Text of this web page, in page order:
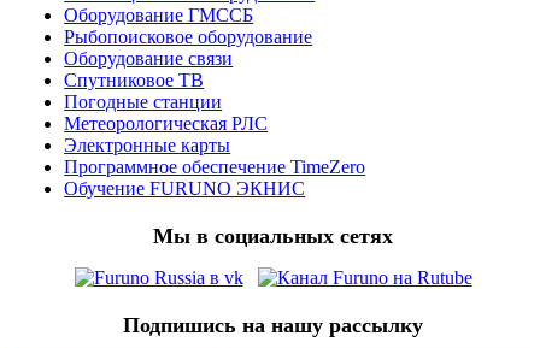
Оборудование ГМССБ
Рыбопоисковое оборудование
Оборудование связи
Спутниковое ТВ
Погодные станции
Метеорологическая РЛС
Электронные карты
Программное обеспечение TimeZero
Обучение FURUNO ЭКНИС
Мы в социальных сетях
Подпишись на нашу рассылку